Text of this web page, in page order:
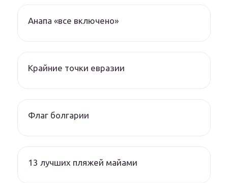
Анапа «все включено»
Крайние точки евразии
Флаг болгарии
13 лучших пляжей майами